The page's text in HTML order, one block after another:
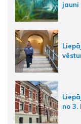
jauni
no 3.